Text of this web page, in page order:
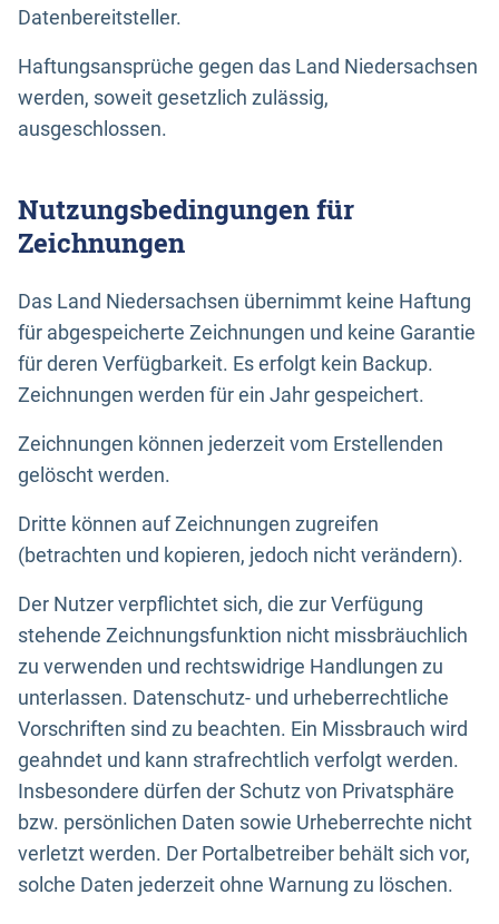
Datenbereitsteller.
Haftungsansprüche gegen das Land Niedersachsen
werden, soweit gesetzlich zulässig,
ausgeschlossen.
Nutzungsbedingungen für
Zeichnungen
Das Land Niedersachsen übernimmt keine Haftung
für abgespeicherte Zeichnungen und keine Garantie
für deren Verfügbarkeit. Es erfolgt kein Backup.
Zeichnungen werden für ein Jahr gespeichert.
Zeichnungen können jederzeit vom Erstellenden
gelöscht werden.
Dritte können auf Zeichnungen zugreifen
(betrachten und kopieren, jedoch nicht verändern).
Der Nutzer verpflichtet sich, die zur Verfügung
stehende Zeichnungsfunktion nicht missbräuchlich
zu verwenden und rechtswidrige Handlungen zu
unterlassen. Datenschutz- und urheberrechtliche
Vorschriften sind zu beachten. Ein Missbrauch wird
geahndet und kann strafrechtlich verfolgt werden.
Insbesondere dürfen der Schutz von Privatsphäre
bzw. persönlichen Daten sowie Urheberrechte nicht
verletzt werden. Der Portalbetreiber behält sich vor,
solche Daten jederzeit ohne Warnung zu löschen.